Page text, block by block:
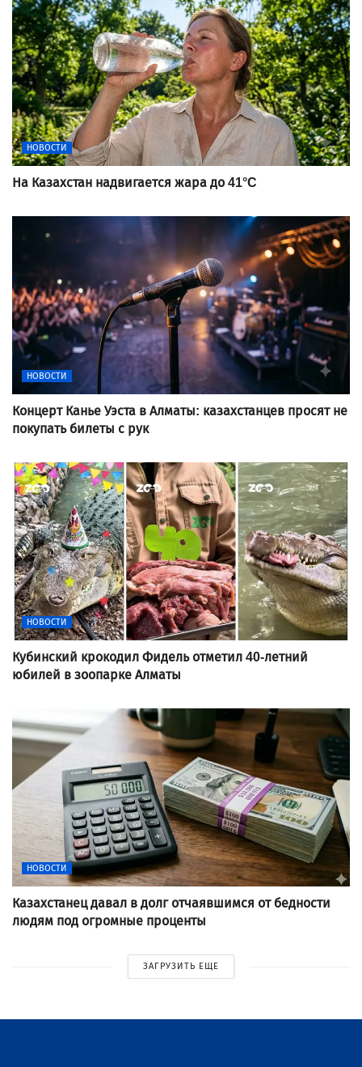
НОВОСТИ
На Казахстан надвигается жара до 41°C
НОВОСТИ
Концерт Канье Уэста в Алматы: казахстанцев просят не
покупать билеты с рук
НОВОСТИ
Кубинский крокодил Фидель отметил 40-летний
юбилей в зоопарке Алматы
НОВОСТИ
Казахстанец давал в долг отчаявшимся от бедности
людям под огромные проценты
ЗАГРУЗИТЬ ЕЩЕ